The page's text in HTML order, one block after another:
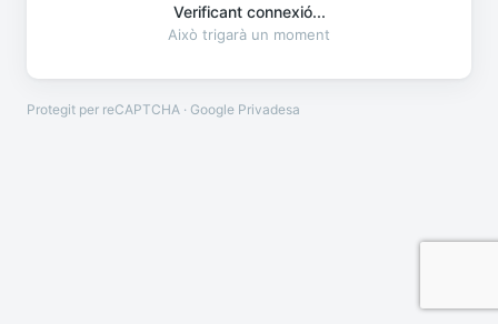
Verificant connexió...
Això trigarà un moment
Protegit per reCAPTCHA · Google Privadesa